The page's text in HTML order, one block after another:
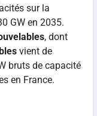
sur la
GW en 2035.
, dont
vient de
bruts de capacité
en France.